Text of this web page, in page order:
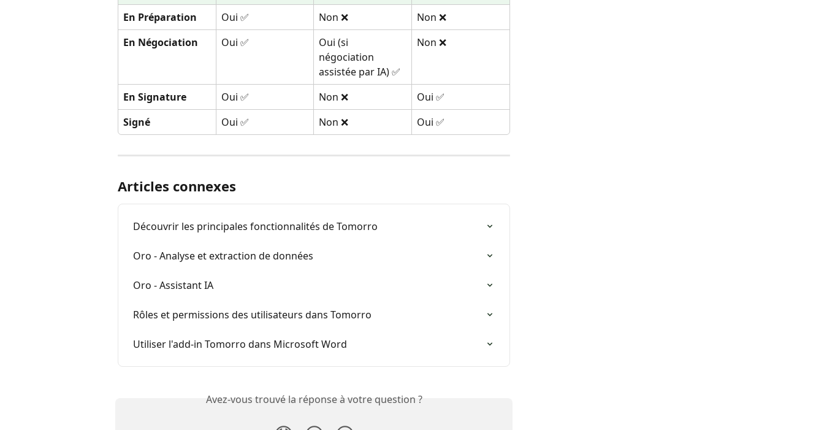
En Préparation Oui ✅ Non ❌
Non ❌
En Négociation
Oui ✅
Oui (si
négociation
assistée par IA) ✅
Non ❌
En Signature Oui ✅ Non ❌
Oui ✅
Signé
Oui ✅ Non ❌ Oui ✅
Articles connexes
Découvrir les principales fonctionnalités de Tomorro
Oro - Analyse et extraction de données
Oro - Assistant IA
Rôles et permissions des utilisateurs dans Tomorro
Utiliser l'add-in Tomorro dans Microsoft Word
Avez-vous trouvé la réponse à votre question ?